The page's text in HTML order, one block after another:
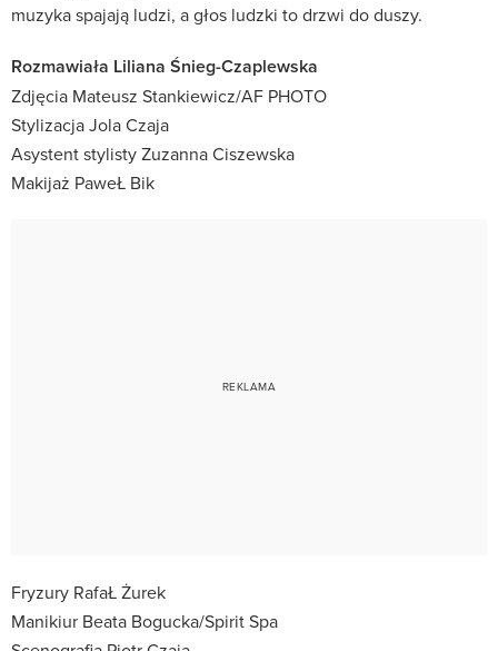
muzyka spajają ludzi, a głos ludzki to drzwi do duszy.
Rozmawiała Liliana Śnieg-Czaplewska
Zdjęcia Mateusz Stankiewicz/AF PHOTO
Stylizacja Jola Czaja
Asystent stylisty Zuzanna Ciszewska
Makijaż PaweŁ Bik
Fryzury RafaŁ Żurek
Manikiur Beata Bogucka/Spirit Spa